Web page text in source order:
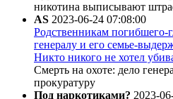
никотина выписывают
AS 2023-06-24 07:08:00
Родственникам погибшего-
генералу и его семье-
Никто никого не хотел
Смерть на охоте: дело
прокуратуру
Под наркотиками? 2023-